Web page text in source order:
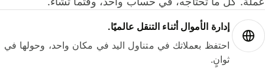
إدارة الأموال أثناء التنقل عالميًا.
احتفظ بعملاتك في متناول اليد في مكان واحد، وحولها في
ثوانٍ.